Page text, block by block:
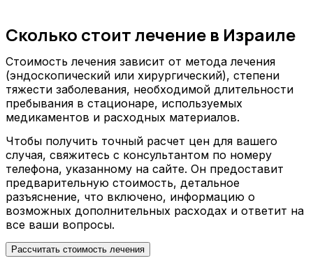
Сколько стоит лечение в Израиле
Стоимость лечения зависит от метода лечения
(эндоскопический или хирургический), степени
тяжести заболевания, необходимой длительности
пребывания в стационаре, используемых
медикаментов и расходных материалов.
Чтобы получить точный расчет цен для вашего
случая, свяжитесь с консультантом по номеру
телефона, указанному на сайте. Он предоставит
предварительную стоимость, детальное
разъяснение, что включено, информацию о
возможных дополнительных расходах и ответит на
все ваши вопросы.
Рассчитать стоимость лечения